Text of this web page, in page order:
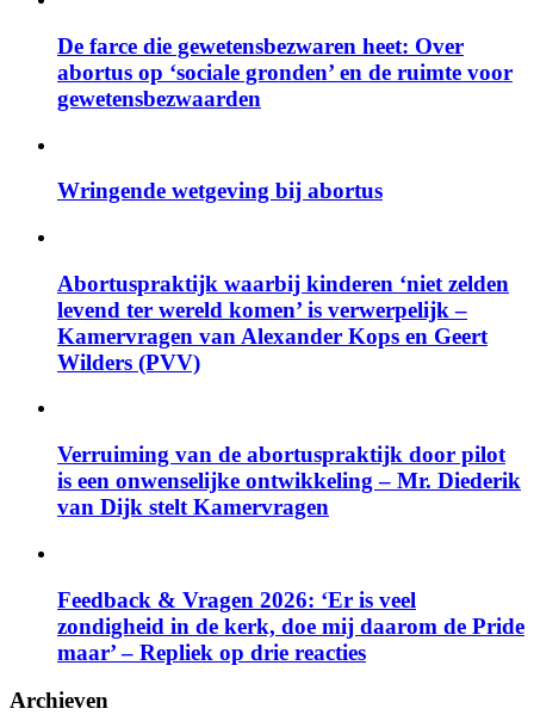
De farce die gewetensbezwaren heet: Over
abortus op ‘sociale gronden’ en de ruimte voor
gewetensbezwaarden
Wringende wetgeving bij abortus
Abortuspraktijk waarbij kinderen ‘niet zelden
levend ter wereld komen’ is verwerpelijk –
Kamervragen van Alexander Kops en Geert
Wilders (PVV)
Verruiming van de abortuspraktijk door pilot
is een onwenselijke ontwikkeling – Mr. Diederik
van Dijk stelt Kamervragen
Feedback & Vragen 2026: ‘Er is veel
zondigheid in de kerk, doe mij daarom de Pride
maar’ – Repliek op drie reacties
Archieven